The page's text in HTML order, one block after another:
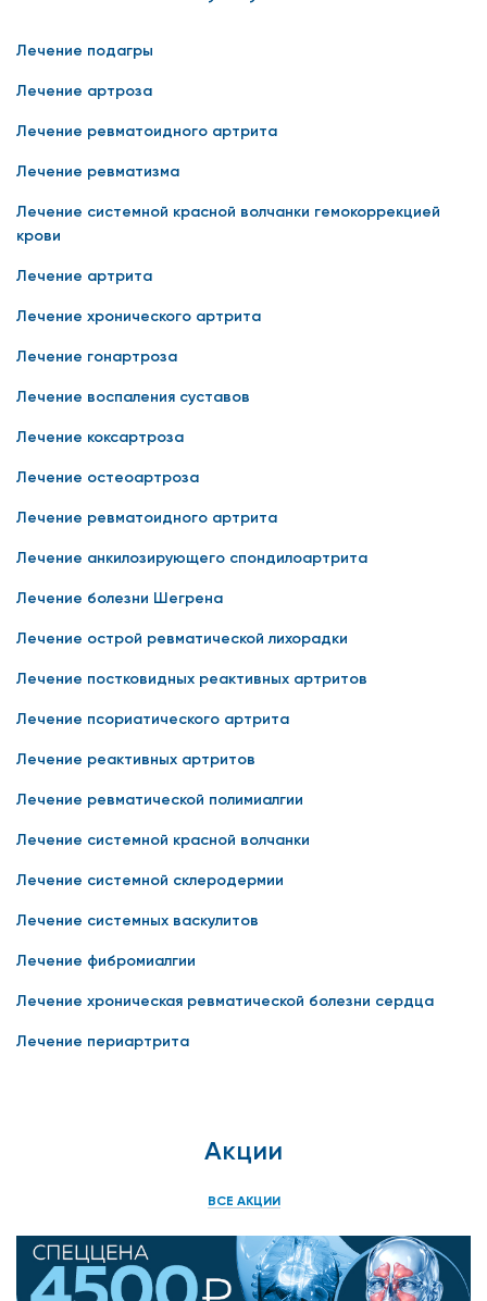
Лечение подагры
Лечение артроза
Лечение ревматоидного артрита
Лечение ревматизма
Лечение системной красной волчанки гемокоррекцией
крови
Лечение артрита
Лечение хронического артрита
Лечение гонартроза
Лечение воспаления суставов
Лечение коксартроза
Лечение остеоартроза
Лечение ревматоидного артрита
Лечение анкилозирующего спондилоартрита
Лечение болезни Шегрена
Лечение острой ревматической лихорадки
Лечение постковидных реактивных артритов
Лечение псориатического артрита
Лечение реактивных артритов
Лечение ревматической полимиалгии
Лечение системной красной волчанки
Лечение системной склеродермии
Лечение системных васкулитов
Лечение фибромиалгии
Лечение хроническая ревматической болезни сердца
Лечение периартрита
Акции
ВСЕ АКЦИИ